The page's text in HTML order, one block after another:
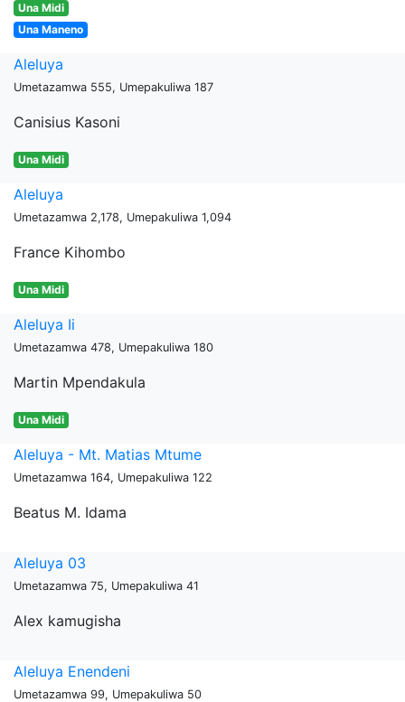
Una Midi
Una Maneno
Aleluya
Umetazamwa 555, Umepakuliwa 187
Canisius Kasoni
Una Midi
Aleluya
Umetazamwa 2,178, Umepakuliwa 1,094
France Kihombo
Una Midi
Aleluya Ii
Umetazamwa 478, Umepakuliwa 180
Martin Mpendakula
Una Midi
Aleluya - Mt. Matias Mtume
Umetazamwa 164, Umepakuliwa 122
Beatus M. Idama
Aleluya 03
Umetazamwa 75, Umepakuliwa 41
Alex kamugisha
Aleluya Enendeni
Umetazamwa 99, Umepakuliwa 50